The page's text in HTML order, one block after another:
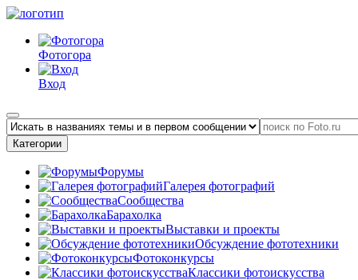
Фотогора
Вход
Категории
Форумы
Галерея фотографий
Сообщества
Барахолка
Выставки и проекты
Обсуждение фототехники
Фотоконкурсы
Классики фотоискусства